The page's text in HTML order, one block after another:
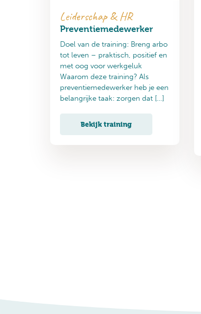
Leiderschap & HR
Preventiemedewerker
Doel van de training: Breng arbo
tot leven – praktisch, positief en
met oog voor werkgeluk
Waarom deze training? Als
preventiemedewerker heb je een
belangrijke taak: zorgen dat […]
Bekijk training